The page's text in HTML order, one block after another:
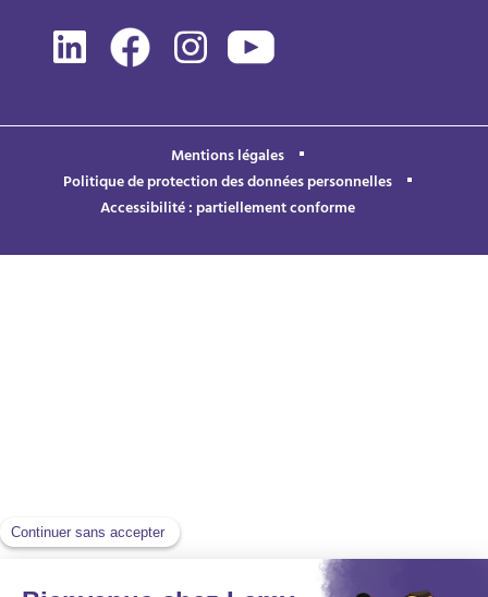
Mentions légales
Politique de protection des données personnelles
Accessibilité : partiellement conforme